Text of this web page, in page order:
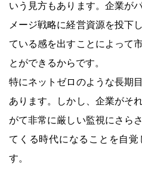
いう見方もあります。企業が
メージ戦略に経営資源を投下
ている感を出すことによって
とができるからです。
特にネットゼロのような長期
あります。しかし、企業がそ
がて非常に厳しい監視にさら
てくる時代になることを自覚
す。